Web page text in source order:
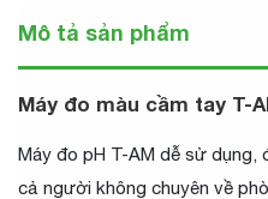
Mô tả sản phẩm
Máy đo màu cầm tay T-
Máy đo pH T-AM dễ sử dụng,
cả người không chuyên về